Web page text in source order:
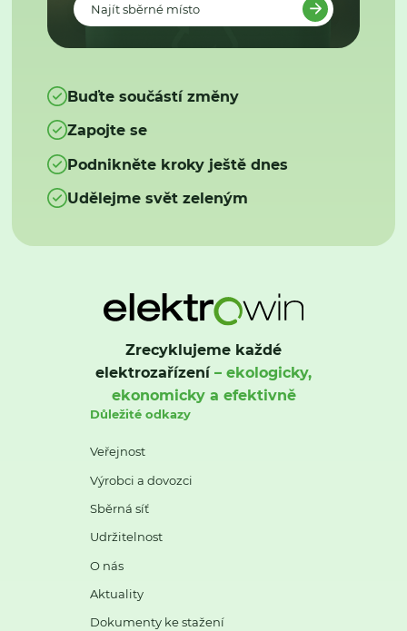
Najít sběrné místo
Buďte součástí změny
Zapojte se
Podnikněte kroky ještě dnes
Udělejme svět zeleným
Zrecyklujeme každé
elektrozařízení– ekologicky,
ekonomicky a efektivně
Důležité odkazy
Veřejnost
Výrobci a dovozci
Sběrná síť
Udržitelnost
O nás
Aktuality
Dokumenty ke stažení